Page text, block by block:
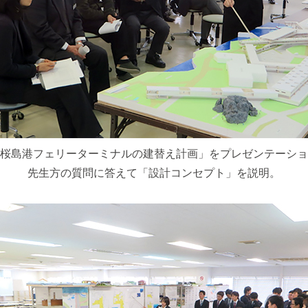
島港フェリーターミナルの建替え計画」をプレゼンテーシ
先生方の質問に答えて「設計コンセプト」を説明。